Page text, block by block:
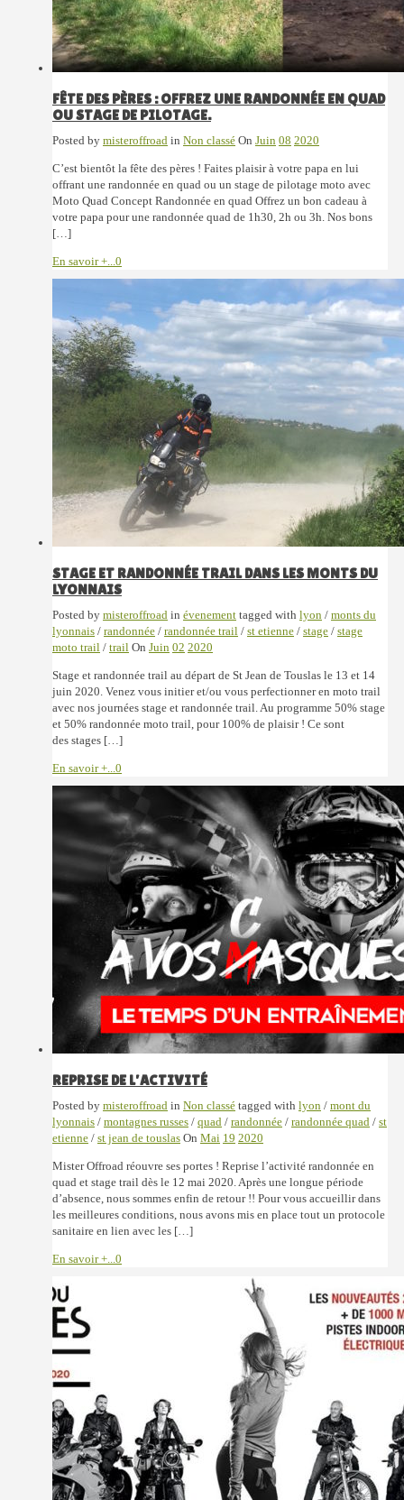
FÊTE DES PÈRES : OFFREZ UNE RANDONNÉE EN QUAD
OU STAGE DE PILOTAGE.
Posted by misteroffroad in Non classé On Juin 08 2020
C’est bientôt la fête des pères ! Faites plaisir à votre papa en lui
offrant une randonnée en quad ou un stage de pilotage moto avec
Moto Quad Concept Randonnée en quad Offrez un bon cadeau à
votre papa pour une randonnée quad de 1h30, 2h ou 3h. Nos bons
[…]
En savoir +...0
STAGE ET RANDONNÉE TRAIL DANS LES MONTS DU
LYONNAIS
Posted by misteroffroad in évenement tagged with lyon / monts du
lyonnais / randonnée / randonnée trail / st etienne / stage / stage
moto trail / trail On Juin 02 2020
Stage et randonnée trail au départ de St Jean de Touslas le 13 et 14
juin 2020. Venez vous initier et/ou vous perfectionner en moto trail
avec nos journées stage et randonnée trail. Au programme 50% stage
et 50% randonnée moto trail, pour 100% de plaisir ! Ce sont
des stages […]
En savoir +...0
REPRISE DE L’ACTIVITÉ
Posted by misteroffroad in Non classé tagged with lyon / mont du
lyonnais / montagnes russes / quad / randonnée / randonnée quad / st
etienne / st jean de touslas On Mai 19 2020
Mister Offroad réouvre ses portes ! Reprise l’activité randonnée en
quad et stage trail dès le 12 mai 2020. Après une longue période
d’absence, nous sommes enfin de retour !! Pour vous accueillir dans
les meilleures conditions, nous avons mis en place tout un protocole
sanitaire en lien avec les […]
En savoir +...0